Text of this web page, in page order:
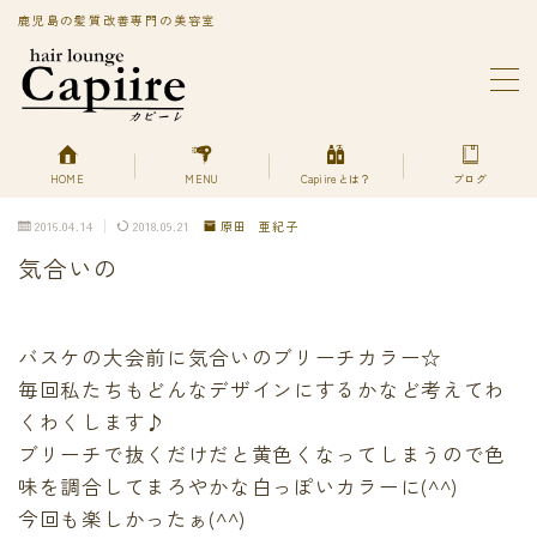
鹿児島の髪質改善専門の美容室
MENU
Capiireってどんなサロン?
PRIVACY POLICY
丁寧なカウンセリングで安心のカット
柔らかく、自然で艶のある髪質改善へアエステ縮毛矯正
色持ちよく美艶髪になれる髪質改善ヘアエステカラー
あなただけの美艶髪へ!
キューティクルを広げて栄養を補給する
デトックスは何を使ってるの？
プライバシーポリシー
プライバシーポリシー
利用規約／特定商取引法に基づく表記
HOME MENU Capiireとは？ ブログ
2016.04.14 2018.09.21 原田 亜紀子
気合いの
バスケの大会前に気合いのブリーチカラー☆
毎回私たちもどんなデザインにするかなど考えてわ
くわくします♪
ブリーチで抜くだけだと黄色くなってしまうので色
味を調合してまろやかな白っぽいカラーに(^^)
今回も楽しかったぁ(^^)